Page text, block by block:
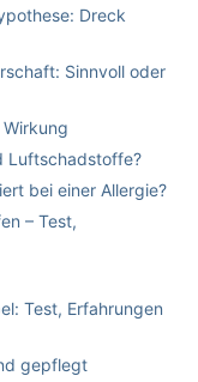
Dreck
Sinnvoll oder
Luftschadstoffe?
bei einer Allergie?
– Test,
Test, Erfahrungen
gepflegt